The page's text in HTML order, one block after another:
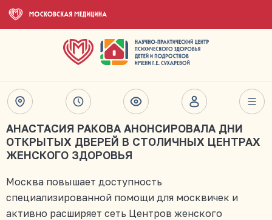
АНАСТАСИЯ РАКОВА АНОНСИРОВАЛА ДНИ
ОТКРЫТЫХ ДВЕРЕЙ В СТОЛИЧНЫХ ЦЕНТРАХ
ЖЕНСКОГО ЗДОРОВЬЯ
Москва повышает доступность
специализированной помощи для москвичек и
активно расширяет сеть Центров женского